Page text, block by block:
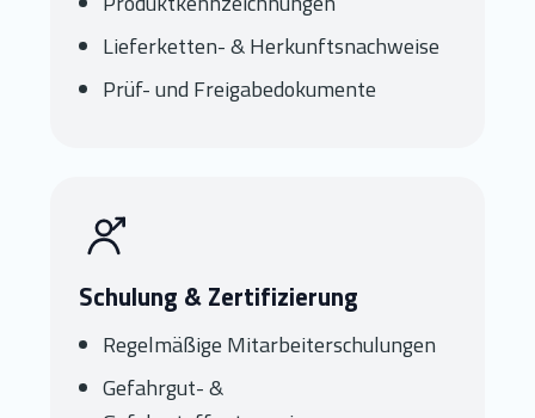
Lieferketten- & Herkunftsnachweise
Prüf- und Freigabedokumente
Schulung & Zertifizierung
Regelmäßige Mitarbeiterschulungen
Gefahrgut- &